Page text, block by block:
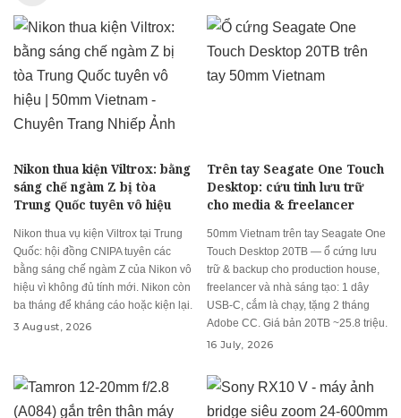
Nikon thua kiện Viltrox: bằng
sáng chế ngàm Z bị tòa
Trung Quốc tuyên vô hiệu
Nikon thua vụ kiện Viltrox tại Trung
Quốc: hội đồng CNIPA tuyên các
bằng sáng chế ngàm Z của Nikon vô
hiệu vì không đủ tính mới. Nikon còn
ba tháng để kháng cáo hoặc kiện lại.
3 August, 2026
Trên tay Seagate One Touch
Desktop: cứu tinh lưu trữ
cho media & freelancer
50mm Vietnam trên tay Seagate One
Touch Desktop 20TB — ổ cứng lưu
trữ & backup cho production house,
freelancer và nhà sáng tạo: 1 dây
USB-C, cắm là chạy, tặng 2 tháng
Adobe CC. Giá bản 20TB ~25.8 triệu.
16 July, 2026